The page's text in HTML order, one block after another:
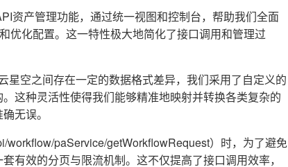
资产管理功能，通过统一视图和控制台，帮助我们全面
优化配置。这一特性极大地简化了接口调用和管理过
星空之间存在一定的数据格式差异，我们采用了自定义的
这种灵活性使得我们能够精准地映射并转换各类复杂的
无误。
workflow/paService/getWorkflowRequest）时，为了避免
有效的分页与限流机制。这不仅提高了接口调用效率，